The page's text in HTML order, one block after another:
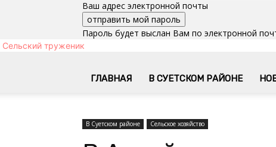
Ваш адрес электронной почты
Пароль будет выслан Вам по электронной
Сельский труженик
ГЛАВНАЯ В СУЕТСКОМ РАЙОНЕ
В Суетском районе Сельское хозяйство